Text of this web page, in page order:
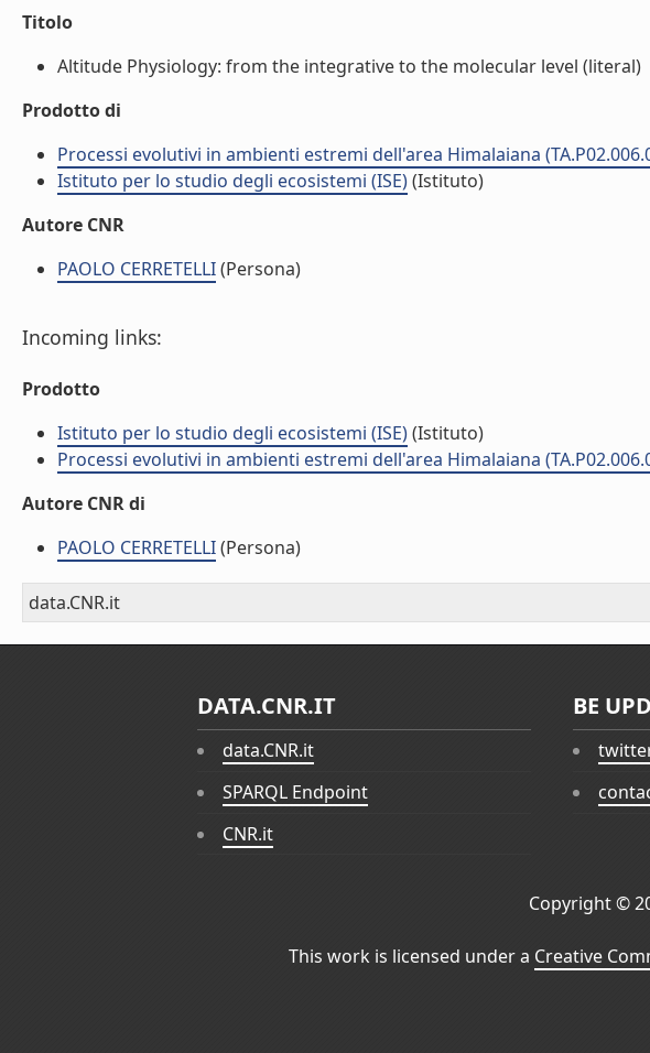
Titolo
Altitude Physiology: from the integrative to the molecular level (literal)
Prodotto di
Processi evolutivi in ambienti estremi dell'area Himalaiana
Istituto per lo studio degli ecosistemi (ISE)(Istituto)
Autore CNR
PAOLO CERRETELLI(Persona)
Incoming links:
Prodotto
Istituto per lo studio degli ecosistemi (ISE)(Istituto)
Processi evolutivi in ambienti estremi dell'area Himalaiana
Autore CNR di
PAOLO CERRETELLI(Persona)
data.CNR.it
DATA.CNR.IT
data.CNR.it
SPARQL Endpoint
CNR.it
BE
Copyright ©
This work is licensed under a Creative